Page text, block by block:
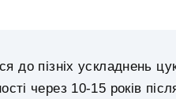
до пізніх ускладнень
через 10-15 років